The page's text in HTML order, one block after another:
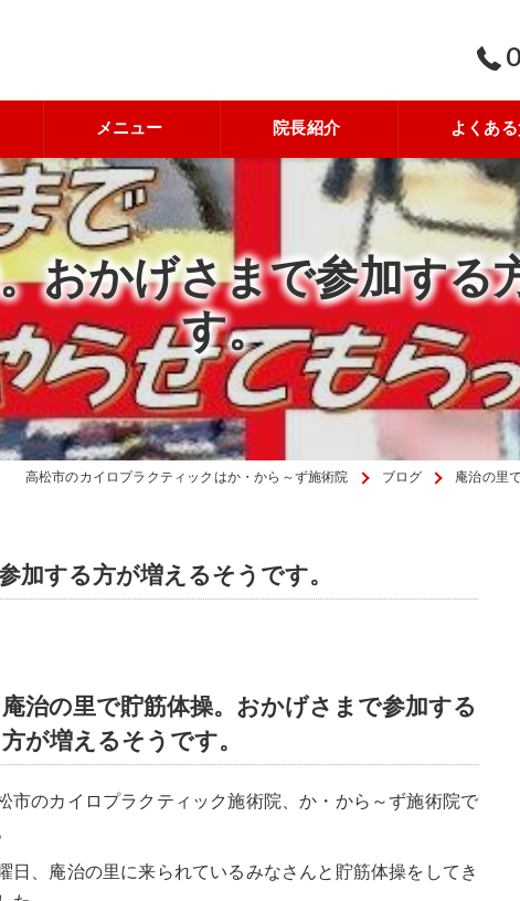
メニュー 院長紹介 よくあ
おかげさまで参加する
す。
高松市のカイロプラクティックはか・から～ず施術院 ブログ 庵治の里
加する方が増えるそうです。
庵治の里で貯筋体操。おかげさまで参加する
方が増えるそうです。
市のカイロプラクティック施術院、か・から～ず施術院で
日、庵治の里に来られているみなさんと貯筋体操をしてき